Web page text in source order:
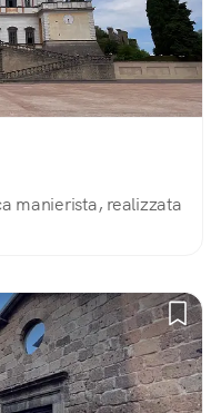
manierista, realizzata